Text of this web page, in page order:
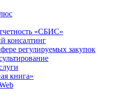
«СБИС»
консалтинг
регулируемых закупок
книга»